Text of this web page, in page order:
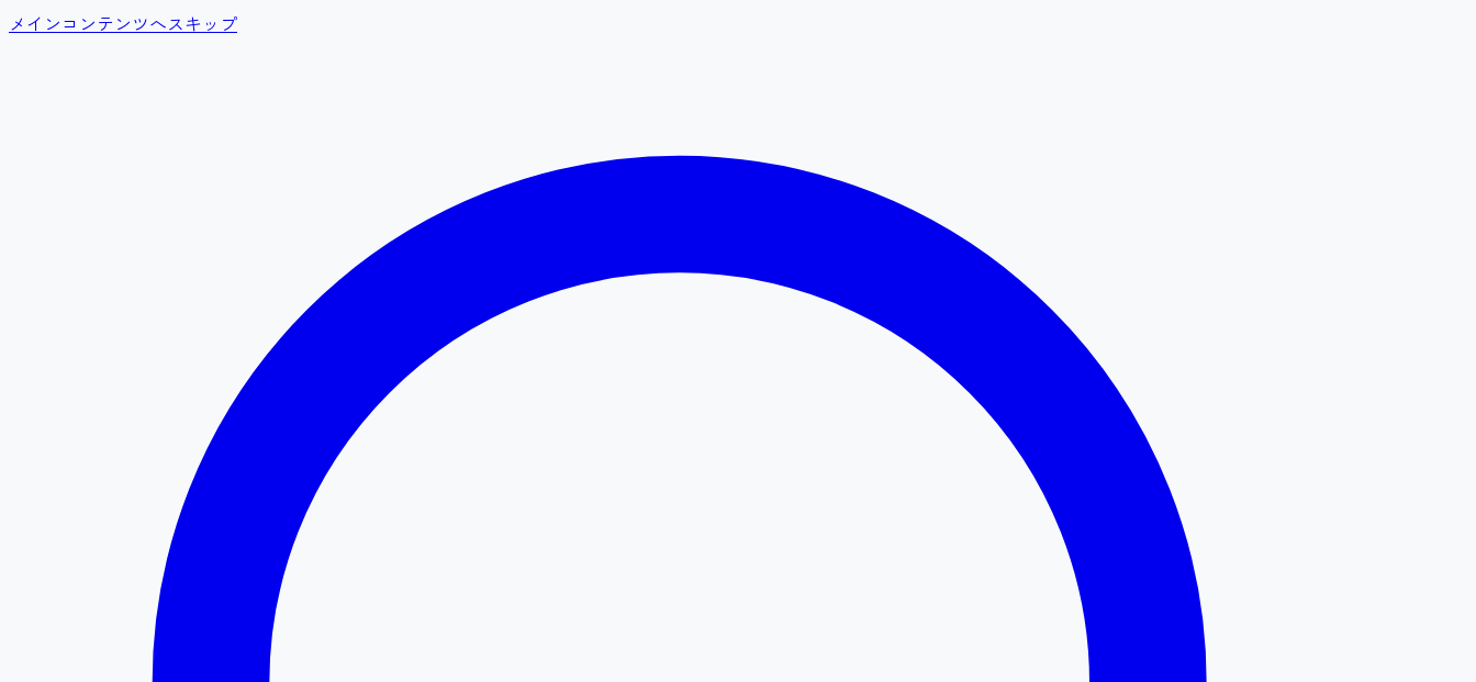
メインコンテンツへスキップ